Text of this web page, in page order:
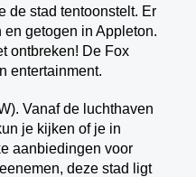
de stad tentoonstelt. Er
getogen in Appleton.
ontbreken! De Fox
entertainment.
Vanaf de luchthaven
je kijken of je in
aanbiedingen voor
deze stad ligt